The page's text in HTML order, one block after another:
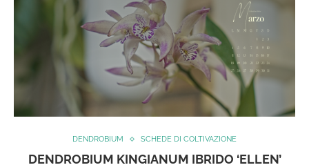
DENDROBIUM SCHEDE DI COLTIVAZIONE
DENDROBIUM KINGIANUM IBRIDO ‘ELLEN’